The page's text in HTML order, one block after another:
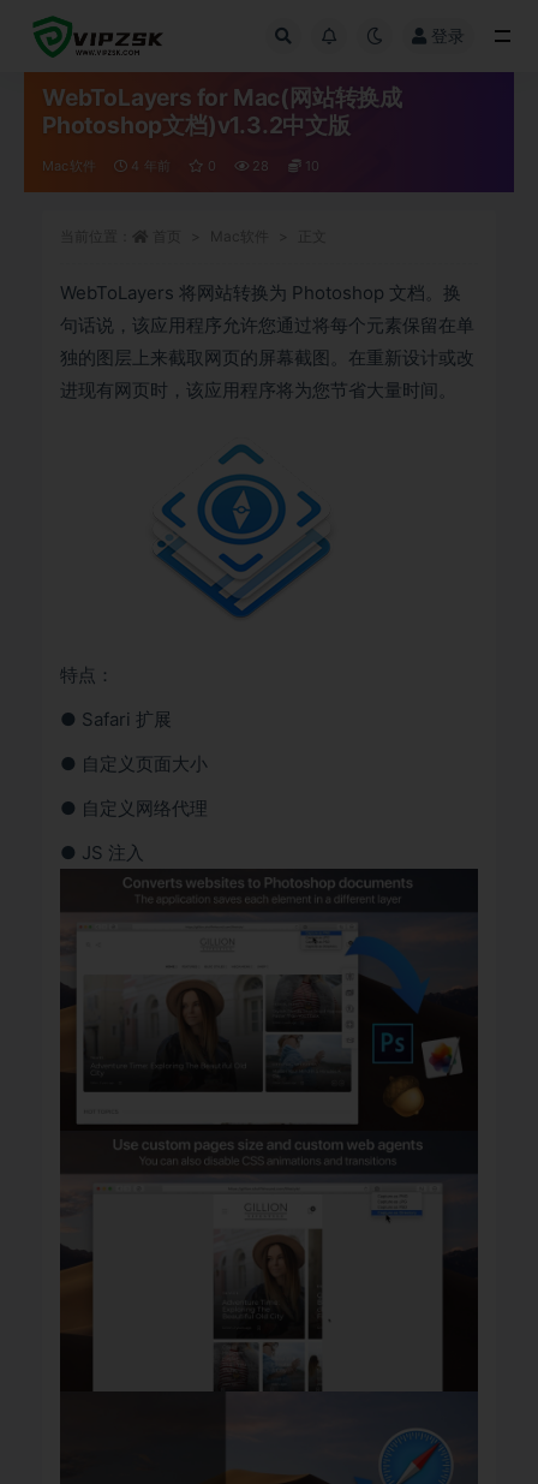
登录
WebToLayers for Mac(网站转换成
Photoshop文档)v1.3.2中文版
Mac软件 4 年前 0 28 10
WebToLayers 将网站转换为 Photoshop 文档。换
句话说，该应用程序允许您通过将每个元素保留在单
独的图层上来截取网页的屏幕截图。在重新设计或改
进现有网页时，该应用程序将为您节省大量时间。
特点：
● Safari 扩展
● 自定义页面大小
● 自定义网络代理
● JS 注入